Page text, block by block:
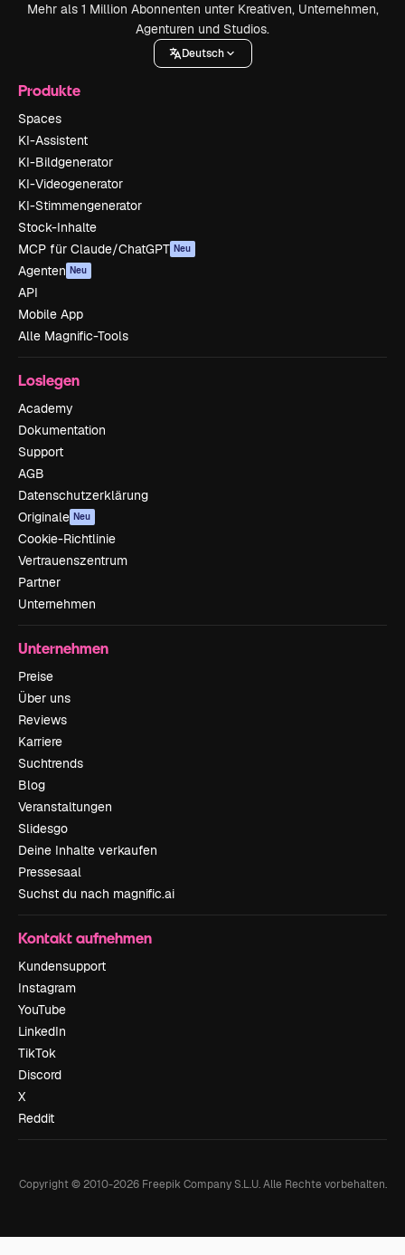
Mehr als 1 Million Abonnenten unter Kreativen, Unternehmen,
Agenturen und Studios.
Deutsch
Produkte
Spaces
KI-Assistent
KI-Bildgenerator
KI-Videogenerator
KI-Stimmengenerator
Stock-Inhalte
MCP für Claude/ChatGPT Neu
Agenten Neu
API
Mobile App
Alle Magnific-Tools
Loslegen
Academy
Dokumentation
Support
AGB
Datenschutzerklärung
Originale Neu
Cookie-Richtlinie
Vertrauenszentrum
Partner
Unternehmen
Unternehmen
Preise
Über uns
Reviews
Karriere
Suchtrends
Blog
Veranstaltungen
Slidesgo
Deine Inhalte verkaufen
Pressesaal
Suchst du nach magnific.ai
Kontakt aufnehmen
Kundensupport
Instagram
YouTube
LinkedIn
TikTok
Discord
X
Reddit
Copyright © 2010-2026Freepik Company S.L.U. Alle Rechte vorbehalten.